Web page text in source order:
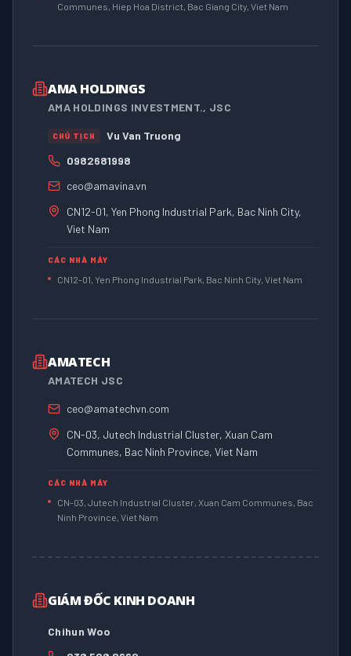
Communes, Hiep Hoa District, Bac Giang City, Viet Nam
AMA HOLDINGS
AMA HOLDINGS INVESTMENT., JSC
CHỦ TỊCH
Vu Van Truong
0982681998
ceo@amavina.vn
CN12-01, Yen Phong Industrial Park, Bac Ninh City,
Viet Nam
CÁC NHÀ MÁY
CN12-01, Yen Phong Industrial Park, Bac Ninh City, Viet Nam
AMATECH
AMATECH JSC
ceo@amatechvn.com
CN-03, Jutech Industrial Cluster, Xuan Cam
Communes, Bac Ninh Province, Viet Nam
CÁC NHÀ MÁY
CN-03, Jutech Industrial Cluster, Xuan Cam Communes, Bac
Ninh Province, Viet Nam
GIÁM ĐỐC KINH DOANH
Chihun Woo